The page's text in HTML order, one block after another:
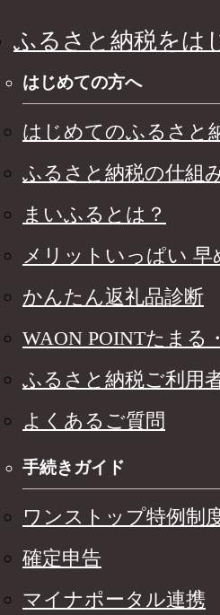
ふるさと納税をは
はじめての方へ
はじめてのふるさと
ふるさと納税の仕組
まいふるとは？
メリットいっぱい
かんたん返礼品診断
WAON POINTたまる
ふるさと納税ご利用
よくあるご質問
手続きガイド
ワンストップ特例制
確定申告
マイナポータル連携